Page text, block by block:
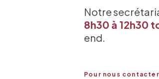
Notre
8h30 à 12h30
end.
Pour nous